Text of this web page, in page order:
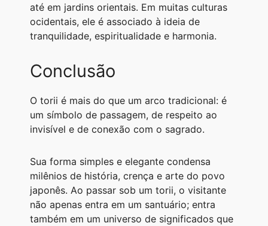
até em jardins orientais. Em muitas culturas
ocidentais, ele é associado à ideia de
tranquilidade, espiritualidade e harmonia.
Conclusão
O torii é mais do que um arco tradicional: é
um símbolo de passagem, de respeito ao
invisível e de conexão com o sagrado.
Sua forma simples e elegante condensa
milênios de história, crença e arte do povo
japonês. Ao passar sob um torii, o visitante
não apenas entra em um santuário; entra
também em um universo de significados que